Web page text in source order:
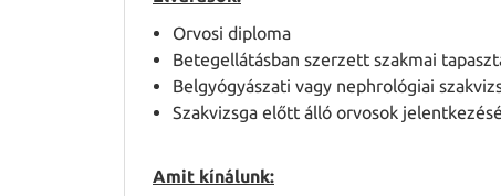
Orvosi diploma
Betegellátásban szerzett szakmai
Belgyógyászati vagy nephrológiai
Szakvizsga előtt álló orvosok
Amit kínálunk: